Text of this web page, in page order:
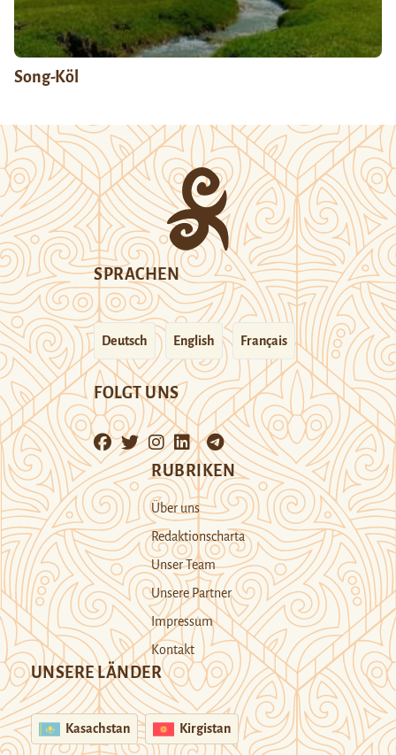
Song-Köl
SPRACHEN
Deutsch English Français
FOLGT UNS
RUBRIKEN
Über uns
Redaktionscharta
Unser Team
Unsere Partner
Impressum
Kontakt
UNSERE LÄNDER
Kasachstan Kirgistan